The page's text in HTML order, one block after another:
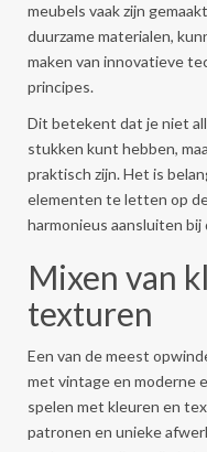
meubels vaak zijn
duurzame materialen,
maken van innovatieve
principes.
Dit betekent dat je niet
stukken kunt hebben,
praktisch zijn. Het is
elementen te letten op
harmonieus aansluiten
Mixen van
texturen
Een van de meest
met vintage en moderne
spelen met kleuren en
patronen en unieke